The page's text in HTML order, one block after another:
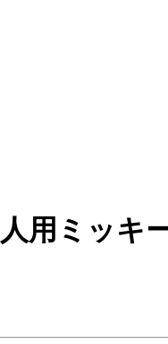
用ミッキ